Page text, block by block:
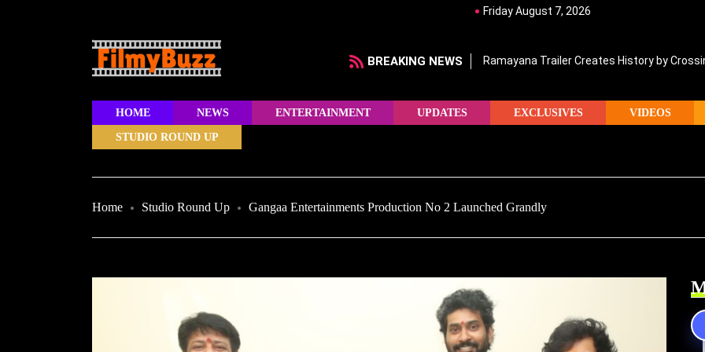
Friday August 7, 2026
BREAKING NEWS Ramayana Trailer Creates History by
HOME NEWS ENTERTAINMENT UPDATES EXCLUSIVES VIDEOS
STUDIO ROUND UP
Home Studio Round Up Gangaa Entertainments Production No 2 Launched Grandly